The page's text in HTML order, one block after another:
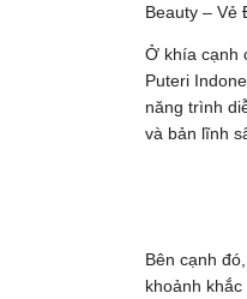
Beauty – Vẻ
Ở khía cạnh
Puteri
năng trình
và bản lĩnh
Bên cạnh
khoảnh